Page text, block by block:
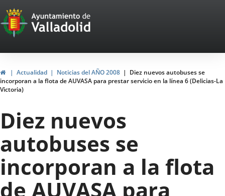
Portal
Web
del
Ayuntamiento
de
Valladolid
InicioActualidad Noticias del AÑO 2008
Diez nuevos autobuses se
incorporan a la flota de AUVASA para prestar servicio en la línea 6 (Delicias-La
Victoria)
Diez nuevos
autobuses se
incorporan a la flota
de AUVASA para